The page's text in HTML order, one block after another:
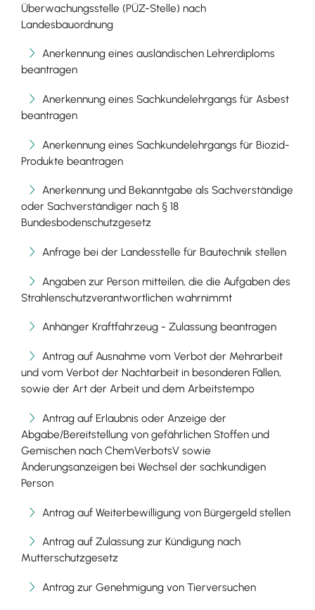
Überwachungsstelle (PÜZ-Stelle) nach
Landesbauordnung
Anerkennung eines ausländischen Lehrerdiploms
beantragen
Anerkennung eines Sachkundelehrgangs für Asbest
beantragen
Anerkennung eines Sachkundelehrgangs für Biozid-
Produkte beantragen
Anerkennung und Bekanntgabe als Sachverständige
oder Sachverständiger nach § 18
Bundesbodenschutzgesetz
Anfrage bei der Landesstelle für Bautechnik stellen
Angaben zur Person mitteilen, die die Aufgaben des
Strahlenschutzverantwortlichen wahrnimmt
Anhänger Kraftfahrzeug - Zulassung beantragen
Antrag auf Ausnahme vom Verbot der Mehrarbeit
und vom Verbot der Nachtarbeit in besonderen Fällen,
sowie der Art der Arbeit und dem Arbeitstempo
Antrag auf Erlaubnis oder Anzeige der
Abgabe/Bereitstellung von gefährlichen Stoffen und
Gemischen nach ChemVerbotsV sowie
Änderungsanzeigen bei Wechsel der sachkundigen
Person
Antrag auf Weiterbewilligung von Bürgergeld stellen
Antrag auf Zulassung zur Kündigung nach
Mutterschutzgesetz
Antrag zur Genehmigung von Tierversuchen